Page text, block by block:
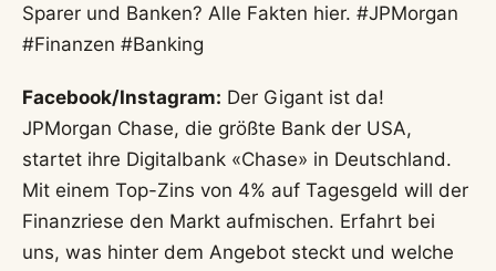
Sparer und Banken? Alle Fakten hier. #JPMorgan
#Finanzen #Banking
Facebook/Instagram: Der Gigant ist da!
JPMorgan Chase, die größte Bank der USA,
startet ihre Digitalbank «Chase» in Deutschland.
Mit einem Top-Zins von 4% auf Tagesgeld will der
Finanzriese den Markt aufmischen. Erfahrt bei
uns, was hinter dem Angebot steckt und welche